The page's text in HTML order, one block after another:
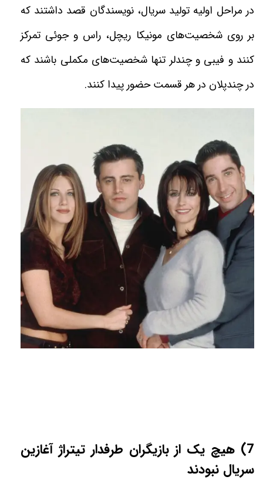
در مراحل اولیه تولید سریال، نویسندگان قصد داشتند که
بر روی شخصیت‌های مونیکا ریچل، راس و جوئی تمرکز
کنند و فیبی و چندلر تنها شخصیت‌های مکملی باشند که
در چندپلان در هر قسمت حضور پیدا کنند.
(7 هیچ یک از بازیگران طرفدار تیتراژ آغازین
سریال نبودند